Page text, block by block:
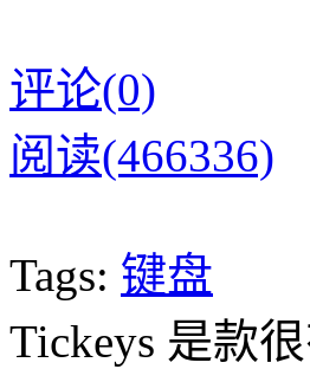
评论(0)
阅读(466336)
Tags: 键盘
Tickeys 是款